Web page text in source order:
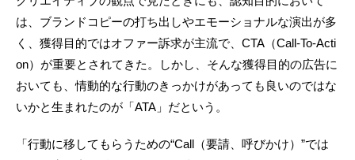
は、ブランドコピーの打ち出しやエモーショナルな演出が多
く、獲得目的ではオファー訴求が主流で、CTA（Call-To-Acti
on）が重要とされてきた。しかし、そんな獲得目的の広告に
おいても、情動的な行動のきっかけがあっても良いのではな
いかと生まれたのが「ATA」だという。
「行動に移してもらうための“Call（要請、呼びかけ）”では